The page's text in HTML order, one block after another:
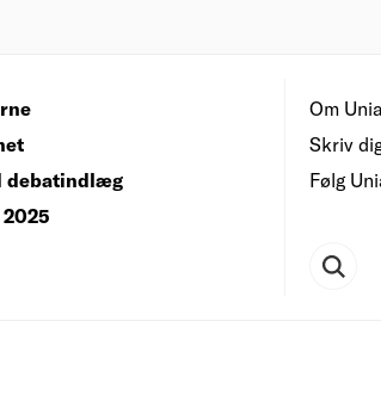
Om
Skriv
Følg
debatindlæg